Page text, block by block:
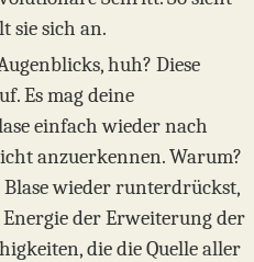
sie sich an.
huh? Diese
Es mag deine
einfach wieder nach
anzuerkennen. Warum?
wieder runterdrückst,
Energie der Erweiterung der
die die Quelle aller